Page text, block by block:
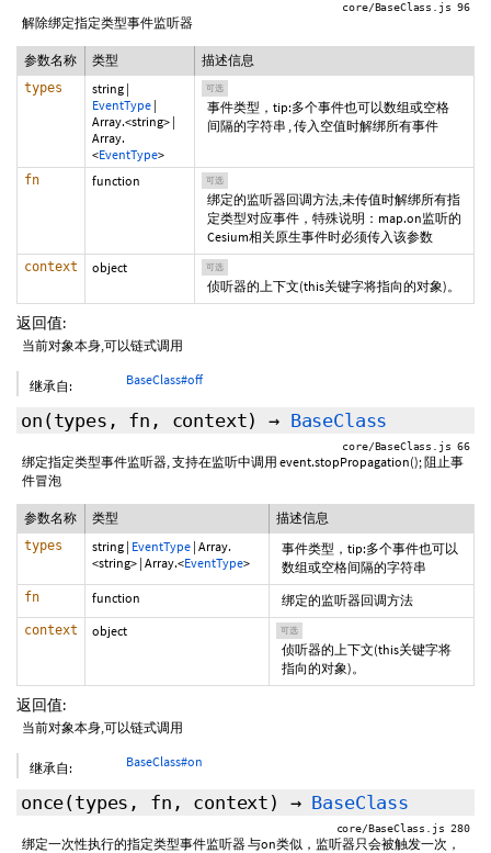
core/BaseClass.js 96
解除绑定指定类型事件监听器
参数名称 类型 描述信息
types string |
EventType |
Array.<string> |
Array.
<EventType>
可选
事件类型，tip:多个事件也可以数组或空格
间隔的字符串 , 传入空值时解绑所有事件
fn function 可选
绑定的监听器回调方法,未传值时解绑所有指
定类型对应事件，特殊说明：map.on监听的
Cesium相关原生事件时必须传入该参数
context object 可选
侦听器的上下文(this关键字将指向的对象)。
返回值:
当前对象本身,可以链式调用
继承自: BaseClass#off
on (types, fn, context) → BaseClass
core/BaseClass.js 66
绑定指定类型事件监听器, 支持在监听中调用 event.stopPropagation(); 阻止事
件冒泡
参数名称 类型 描述信息
types string | EventType | Array.
<string> | Array.<EventType>
事件类型，tip:多个事件也可以
数组或空格间隔的字符串
fn function 绑定的监听器回调方法
context object 可选
侦听器的上下文(this关键字将
指向的对象)。
返回值:
当前对象本身,可以链式调用
继承自: BaseClass#on
once(types, fn, context ) → BaseClass
core/BaseClass.js 280
绑定一次性执行的指定类型事件监听器 与on类似，监听器只会被触发一次，